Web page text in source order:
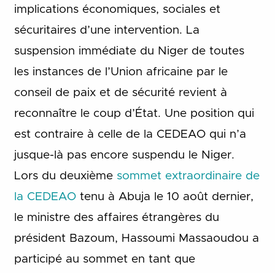
implications économiques, sociales et
sécuritaires d’une intervention. La
suspension immédiate du Niger de toutes
les instances de l’Union africaine par le
conseil de paix et de sécurité revient à
reconnaître le coup d’État. Une position qui
est contraire à celle de la CEDEAO qui n’a
jusque-là pas encore suspendu le Niger.
Lors du deuxième sommet extraordinaire de
la CEDEAOtenu à Abuja le 10 août dernier,
le ministre des affaires étrangères du
président Bazoum, Hassoumi Massaoudou a
participé au sommet en tant que